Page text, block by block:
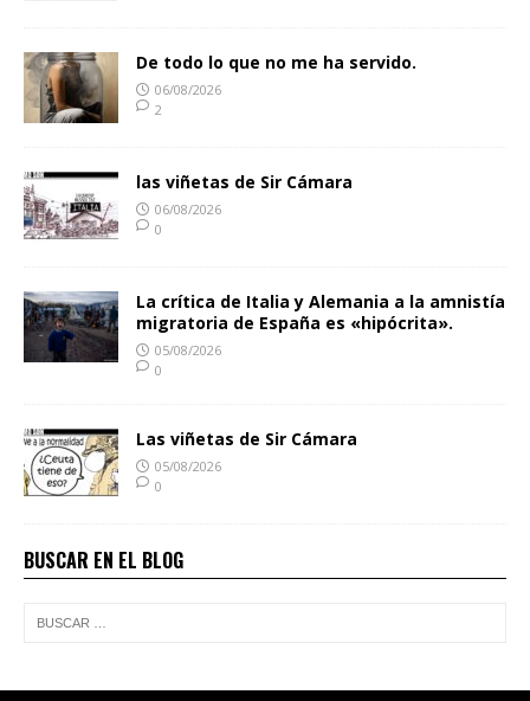
De todo lo que no me ha servido.
06/08/2026
2
las viñetas de Sir Cámara
06/08/2026
0
La crítica de Italia y Alemania a la amnistía
migratoria de España es «hipócrita».
05/08/2026
0
Las viñetas de Sir Cámara
05/08/2026
0
BUSCAR EN EL BLOG